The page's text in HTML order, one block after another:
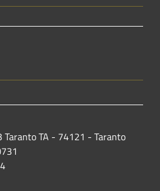
Taranto TA - 74121 - Taranto